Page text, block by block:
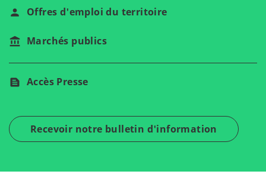
Offres d'emploi du territoire
Marchés publics
Accès Presse
Recevoir notre bulletin d'information